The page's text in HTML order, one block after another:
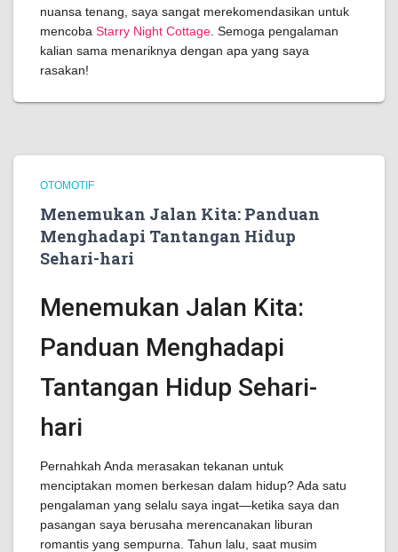
nuansa tenang, saya sangat merekomendasikan untuk
mencoba Starry Night Cottage . Semoga pengalaman
kalian sama menariknya dengan apa yang saya
rasakan!
OTOMOTIF
Menemukan Jalan Kita: Panduan
Menghadapi Tantangan Hidup
Sehari-hari
Menemukan Jalan Kita:
Panduan Menghadapi
Tantangan Hidup Sehari-
hari
Pernahkah Anda merasakan tekanan untuk
menciptakan momen berkesan dalam hidup? Ada satu
pengalaman yang selalu saya ingat—ketika saya dan
pasangan saya berusaha merencanakan liburan
romantis yang sempurna. Tahun lalu, saat musim